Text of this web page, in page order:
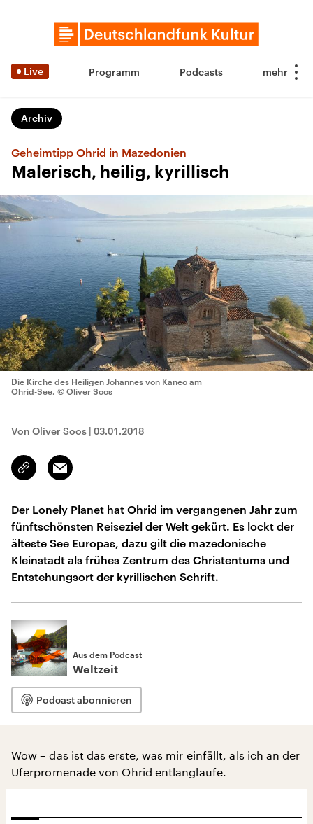
Live Programm Podcasts
Archiv
Geheimtipp Ohrid in Mazedonien
Malerisch, heilig, kyrillisch
Die Kirche des Heiligen Johannes von Kaneo am
Ohrid-See. © Oliver Soos
Von Oliver Soos | 03.01.2018
Link
kopieren/teilen
Email
Der Lonely Planet hat Ohrid im vergangenen Jahr zum
fünftschönsten Reiseziel der Welt gekürt. Es lockt der
älteste See Europas, dazu gilt die mazedonische
Kleinstadt als frühes Zentrum des Christentums und
Entstehungsort der kyrillischen Schrift.
Aus dem Podcast
Weltzeit
Podcast abonnieren
Wow – das ist das erste, was mir einfällt, als ich an der
Uferpromenade von Ohrid entlanglaufe.